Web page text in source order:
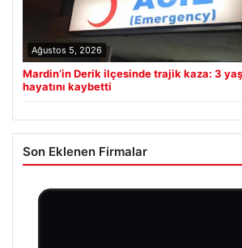
Ağustos 5, 2026
Mardin’in Derik ilçesinde trajik kaza: 3
hayatını kaybetti
Son Eklenen Firmalar